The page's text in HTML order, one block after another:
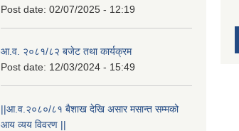
Post date: 02/07/2025 - 12:19
आ.व. २०८१/८२ बजेट तथा कार्यक्रम
Post date: 12/03/2024 - 15:49
||आ.व.२०८०/८१ बैशाख देखि असार मसान्त सम्मको
आय व्यय विवरण ||